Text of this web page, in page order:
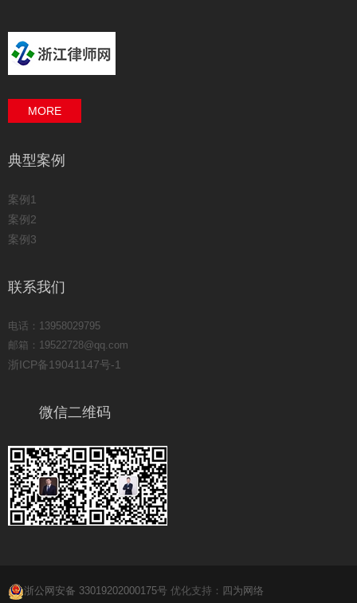
MORE
典型案例
案例1
案例2
案例3
联系我们
电话：13958029795
邮箱：19522728@qq.com
浙ICP备19041147号-1
微信二维码
浙公网安备 33019202000175号 优化支持： 四为网络